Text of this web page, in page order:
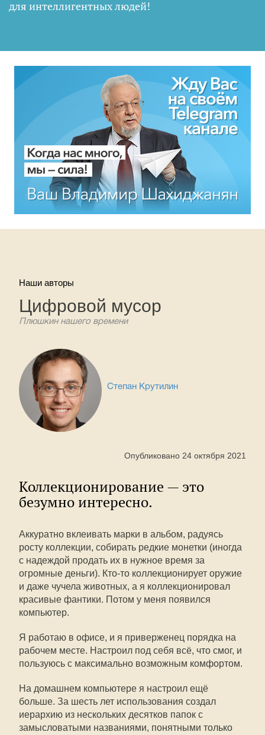
для интеллигентных людей!
Наши авторы
Цифровой мусор
Плюшкин нашего времени
Степан Крутилин
Опубликовано 24 октября 2021
Коллекционирование — это
безумно интересно.
Аккуратно вклеивать марки в альбом, радуясь
росту коллекции, собирать редкие монетки (иногда
с надеждой продать их в нужное время за
огромные деньги). Кто-то коллекционирует оружие
и даже чучела животных, а я коллекционировал
красивые фантики. Потом у меня появился
компьютер.
Я работаю в офисе, и я приверженец порядка на
рабочем месте. Настроил под себя всё, что смог, и
пользуюсь с максимально возможным комфортом.
На домашнем компьютере я настроил ещё
больше. За шесть лет использования создал
иерархию из нескольких десятков папок с
замысловатыми названиями, понятными только